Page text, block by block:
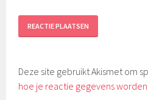
Deze site gebruikt Akismet om
hoe je reactie gegevens